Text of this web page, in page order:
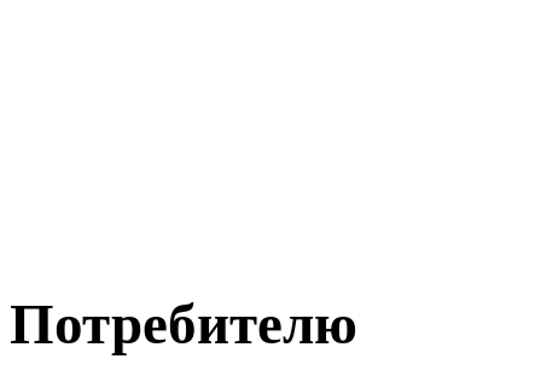
Потребителю